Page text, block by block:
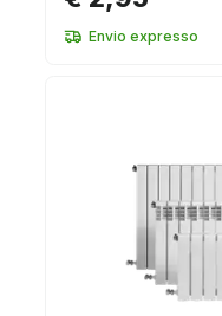
Envio expresso